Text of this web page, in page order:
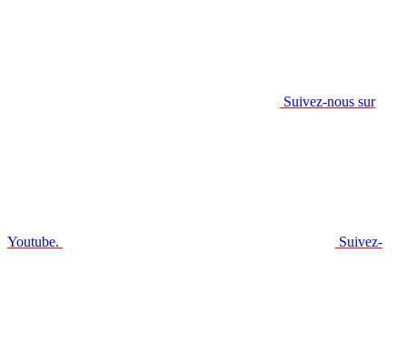
Suivez-nous sur
Youtube. Suivez-